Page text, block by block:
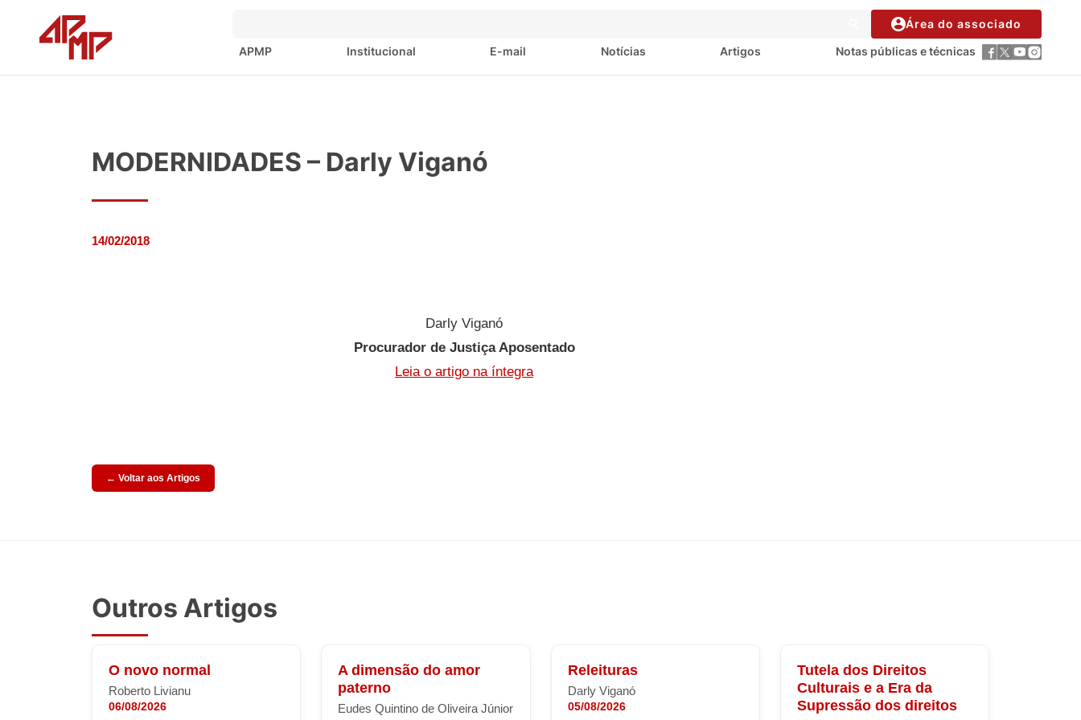
Área do associado
APMP
Institucional E-mail Notícias Artigos Notas públicas e técnicas
MODERNIDADES – Darly Viganó
14/02/2018
Darly Viganó
Procurador de Justiça Aposentado
Leia o artigo na íntegra
← Voltar aos Artigos
Outros Artigos
O novo normal
Roberto Livianu
06/08/2026
A dimensão do amor
paterno
Eudes Quintino de Oliveira Júnior
Releituras
Darly Viganó
05/08/2026
Tutela dos Direitos
Culturais e a Era da
Supressão dos direitos